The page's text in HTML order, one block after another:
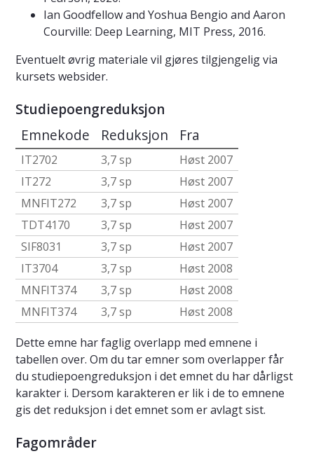
Ian Goodfellow and Yoshua Bengio and Aaron
Courville: Deep Learning, MIT Press, 2016.
Eventuelt øvrig materiale vil gjøres tilgjengelig via
kursets websider.
Studiepoengreduksjon
Emnekode Reduksjon Fra
IT2702 3,7 sp
Høst 2007
IT272
3,7 sp
Høst 2007
MNFIT272
3,7 sp
Høst 2007
TDT4170
3,7 sp
Høst 2007
SIF8031
3,7 sp
Høst 2007
IT3704
3,7 sp
Høst 2008
MNFIT374
3,7 sp
Høst 2008
MNFIT374
3,7 sp
Høst 2008
Dette emne har faglig overlapp med emnene i
tabellen over. Om du tar emner som overlapper får
du studiepoengreduksjon i det emnet du har dårligst
karakter i. Dersom karakteren er lik i de to emnene
gis det reduksjon i det emnet som er avlagt sist.
Fagområder